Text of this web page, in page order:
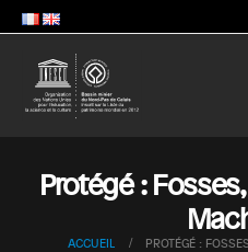
Protégé :
ACCUEIL PROTÉGÉ :